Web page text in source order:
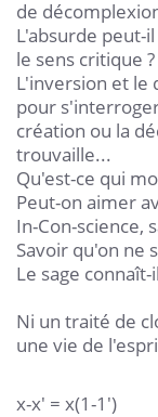
de
L'absurde peut-
le sens critique ?
L'inversion et le
pour
création ou la
trouvaille...
Qu'est-ce qui
Peut-on aimer
In-Con-science,
Savoir qu'on ne
Le sage connaît-
Ni un traité de
une vie de
x-x' = x(1-1')